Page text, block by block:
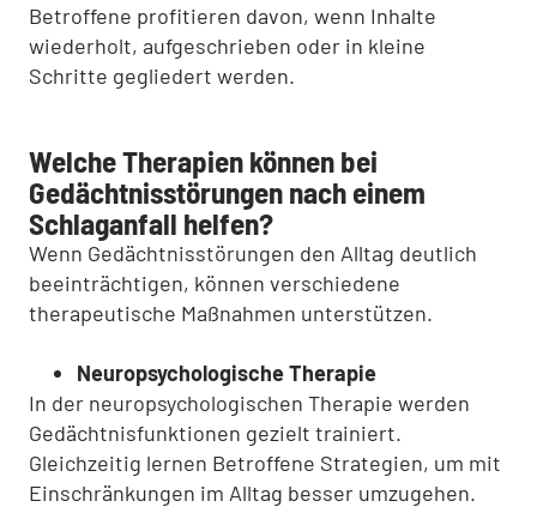
Betroffene profitieren davon, wenn Inhalte
wiederholt, aufgeschrieben oder in kleine
Schritte gegliedert werden.
Welche Therapien können bei
Gedächtnisstörungen nach einem
Schlaganfall helfen?
Wenn Gedächtnisstörungen den Alltag deutlich
beeinträchtigen, können verschiedene
therapeutische Maßnahmen unterstützen.
Neuropsychologische Therapie
In der neuropsychologischen Therapie werden
Gedächtnisfunktionen gezielt trainiert.
Gleichzeitig lernen Betroffene Strategien, um mit
Einschränkungen im Alltag besser umzugehen.